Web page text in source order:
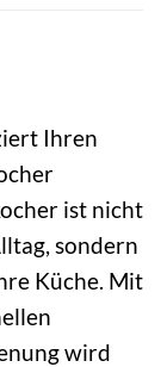
Ihren
ist nicht
sondern
Küche. Mit
wird